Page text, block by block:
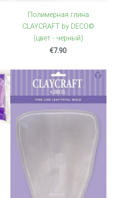
Полимерная глина
CLAYCRAFT by DECO©
(цвет - черный)
€7.90